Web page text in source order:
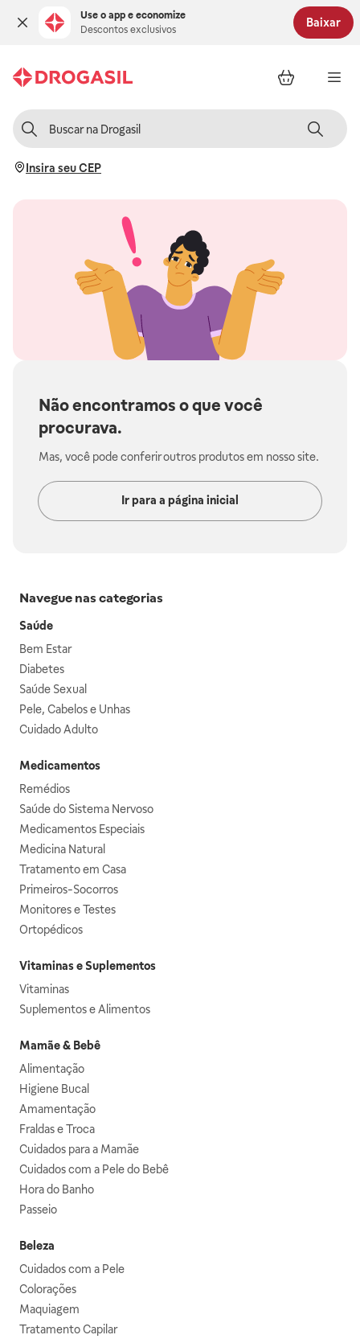
Use o app e economize
Descontos exclusivos
Baixar
Insira seu CEP
Não encontramos o que você
procurava.
Mas, você pode conferir outros produtos em nosso site.
Ir para a página inicial
Navegue nas categorias
Saúde
Bem Estar
Diabetes
Saúde Sexual
Pele, Cabelos e Unhas
Cuidado Adulto
Medicamentos
Remédios
Saúde do Sistema Nervoso
Medicamentos Especiais
Medicina Natural
Tratamento em Casa
Primeiros-Socorros
Monitores e Testes
Ortopédicos
Vitaminas e Suplementos
Vitaminas
Suplementos e Alimentos
Mamãe & Bebê
Alimentação
Higiene Bucal
Amamentação
Fraldas e Troca
Cuidados para a Mamãe
Cuidados com a Pele do Bebê
Hora do Banho
Passeio
Beleza
Cuidados com a Pele
Colorações
Maquiagem
Tratamento Capilar